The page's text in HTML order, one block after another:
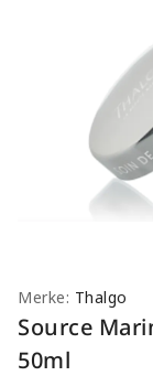
Merke: Thalgo
Source
50ml